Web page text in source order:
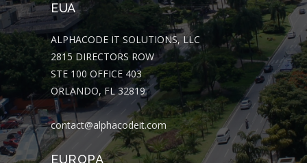
EUA
ALPHACODE IT SOLUTIONS, LLC
2815 DIRECTORS ROW
STE 100 OFFICE 403
ORLANDO, FL 32819
contact@alphacodeit.com
EUROPA